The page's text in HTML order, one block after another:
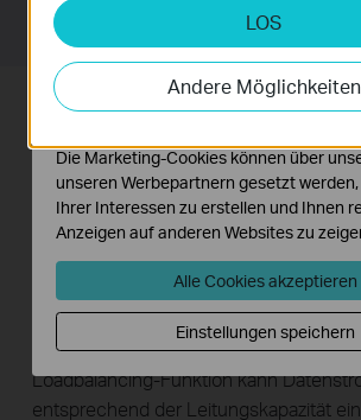
Management zu gewährleisten.
Optimierung der
Leitungskapazität
Der TL-ER5120 verfügt über drei frei
Ports, die entweder auf LAN oder WAN
werden können, sodass der Router bis
Ports mit verschiedenen
Internetzugangsvoraussetzungen
ein Gerät befriedigt werden. Die
Loadbalancing-Funktion kann
entsprechend der Leitungskapazität
LOS
Andere Möglichkeiten
Analyse- und Marketing-Cookies
Analyse-Cookies ermöglichen es uns,
auf unserer Website zu analysieren, um
Funktionsweise unserer Website zu
Die Marketing-Cookies können über
unseren Werbepartnern gesetzt
Ihrer Interessen zu erstellen und Ihnen
Anzeigen auf anderen Websites zu
Alle Cookies akzeptieren
Einstellungen speichern